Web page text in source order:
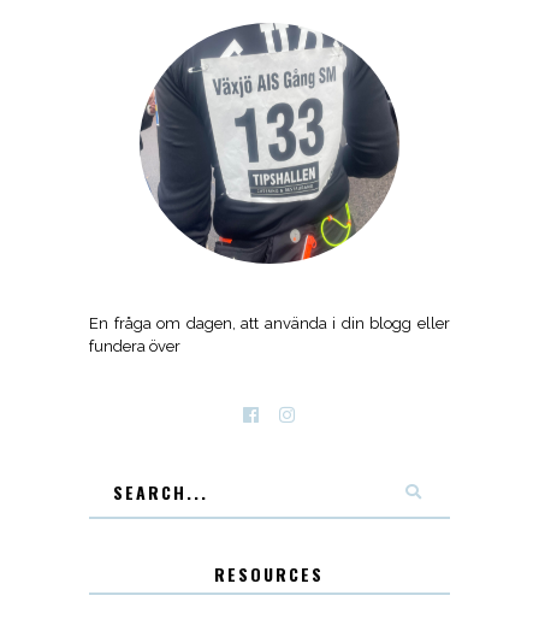
En fråga om dagen, att använda i din blogg eller
fundera över
RESOURCES